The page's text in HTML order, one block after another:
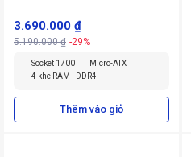
3.690.000 ₫
5.190.000 ₫ -29%
Socket 1700
Micro-ATX
4 khe RAM - DDR4
Thêm vào giỏ